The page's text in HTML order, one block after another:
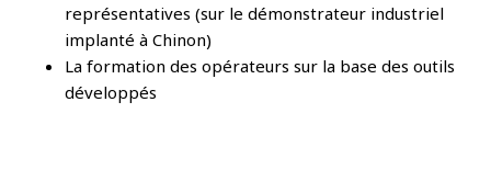
représentatives (sur le démonstrateur industriel
implanté à Chinon)
La formation des opérateurs sur la base des outils
développés